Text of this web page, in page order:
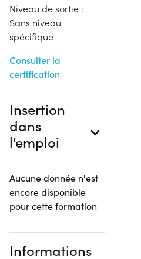
Niveau de sortie :
Sans niveau
spécifique
Consulter la
certification
Insertion
dans
l'emploi
Aucune donnée n'est
encore disponible
pour cette formation
Informations